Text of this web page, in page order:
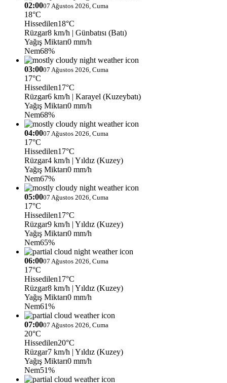
02:0007 Ağustos 2026, Cuma
18°C
Hissedilen18°C
Rüzgar8 km/h | Günbatısı (Batı)
Yağış Miktarı0 mm/h
Nem68%
03:0007 Ağustos 2026, Cuma
17°C
Hissedilen17°C
Rüzgar6 km/h | Karayel (Kuzeybatı)
Yağış Miktarı0 mm/h
Nem68%
04:0007 Ağustos 2026, Cuma
17°C
Hissedilen17°C
Rüzgar4 km/h | Yıldız (Kuzey)
Yağış Miktarı0 mm/h
Nem67%
05:0007 Ağustos 2026, Cuma
17°C
Hissedilen17°C
Rüzgar9 km/h | Yıldız (Kuzey)
Yağış Miktarı0 mm/h
Nem65%
06:0007 Ağustos 2026, Cuma
17°C
Hissedilen17°C
Rüzgar8 km/h | Yıldız (Kuzey)
Yağış Miktarı0 mm/h
Nem61%
07:0007 Ağustos 2026, Cuma
20°C
Hissedilen20°C
Rüzgar7 km/h | Yıldız (Kuzey)
Yağış Miktarı0 mm/h
Nem51%